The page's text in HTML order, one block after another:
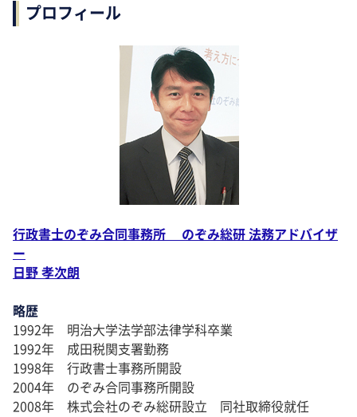
プロフィール
行政書士のぞみ合同事務所 のぞみ総研 法務アドバイザ
ー
日野 孝次朗
略歴
1992年 明治大学法学部法律学科卒業
1992年 成田税関支署勤務
1998年 行政書士事務所開設
2004年 のぞみ合同事務所開設
2008年 株式会社のぞみ総研設立 同社取締役就任